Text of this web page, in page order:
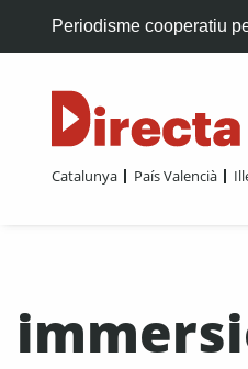
Periodisme cooperatiu
Catalunya País Valencià